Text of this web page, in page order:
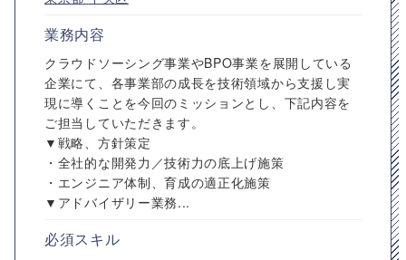
業務内容
クラウドソーシング事業やBPO事業を展開している
企業にて、各事業部の成長を技術領域から支援し実
現に導くことを今回のミッションとし、下記内容を
ご担当していただきます。
▼戦略、方針策定
・全社的な開発力／技術力の底上げ施策
・エンジニア体制、育成の適正化施策
▼アドバイザリー業務...
必須スキル